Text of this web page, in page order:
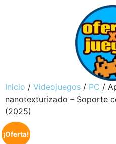
Inicio / Videojuegos / PC /
nanotexturizado – Soporte
(2025)
¡Oferta!